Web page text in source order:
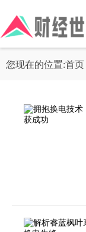
您现在的位置:首页